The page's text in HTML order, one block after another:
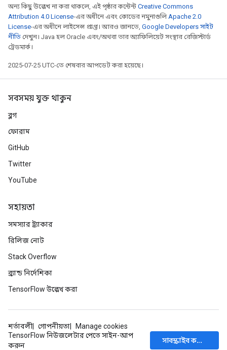
অন্য কিছু উল্লেখ না করা থাকলে, এই পৃষ্ঠার কন্টেন্ট Creative Commons
Attribution 4.0 License-এর অধীনে এবং কোডের নমুনাগুলিApache 2.0
License-এর অধীনে লাইসেন্স প্রাপ্ত। আরও জানতে, Google Developers সাইট
নীতি দেখুন। Java হল Oracle এবং/অথবা তার অ্যাফিলিয়েট সংস্থার রেজিস্টার্ড
ট্রেডমার্ক।
2025-07-25 UTC-তে শেষবার আপডেট করা হয়েছে।
সবসময় যুক্ত থাকুন
ব্লগ
ফোরাম
GitHub
Twitter
YouTube
সহায়তা
সমস্যার ট্র্যাকার
রিলিজ নোট
Stack Overflow
ব্র্যান্ড নির্দেশিকা
TensorFlow উল্লেখ করা
শর্তাবলী গোপনীয়তা
Manage cookies
TensorFlow নিউজলেটার পেতে সাইন-আপ
করুন
সাবস্ক্রাইব করুন